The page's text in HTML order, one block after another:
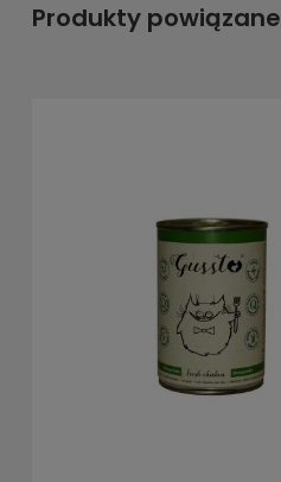
Produkty powiązane